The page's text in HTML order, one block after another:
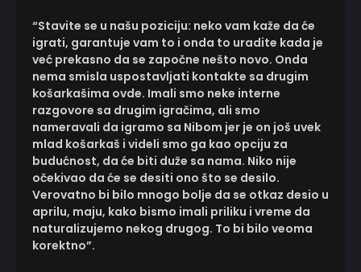
“Stavite se u našu poziciju: neko vam kaže da će
igrati, garantuje vam to i onda to uradite kada je
već prekasno da se započne nešto novo. Onda
nema smisla uspostavljati kontakte sa drugim
košarkašima ovde. Imali smo neke interne
razgovore sa drugim igračima, ali smo
nameravali da igramo sa Nibom jer je on još uvek
mlad košarkaš i videli smo ga kao opciju za
budućnost, da će biti duže sa nama. Niko nije
očekivao da će se desiti ono što se desilo.
Verovatno bi bilo mnogo bolje da se otkaz desio u
aprilu, maju, kako bismo imali priliku i vreme da
naturalizujemo nekog drugog. To bi bilo veoma
korektno”.